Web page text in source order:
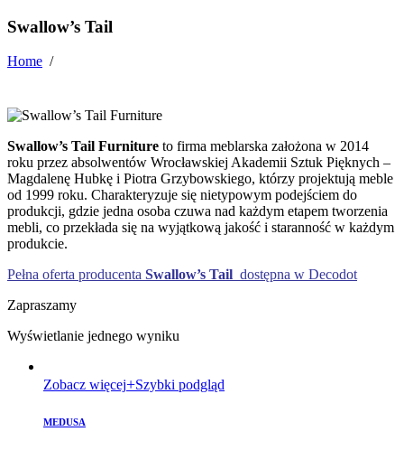
Swallow’s Tail
Home /
Swallow’s Tail Furniture to firma meblarska założona w 2014
roku przez absolwentów Wrocławskiej Akademii Sztuk Pięknych –
Magdalenę Hubkę i Piotra Grzybowskiego, którzy projektują meble
od 1999 roku. Charakteryzuje się nietypowym podejściem do
produkcji, gdzie jedna osoba czuwa nad każdym etapem tworzenia
mebli, co przekłada się na wyjątkową jakość i staranność w każdym
produkcie.
Pełna oferta producenta Swallow’s Tail dostępna w Decodot
Zapraszamy
Wyświetlanie jednego wyniku
Zobacz więcej Szybki podgląd
MEDUSA